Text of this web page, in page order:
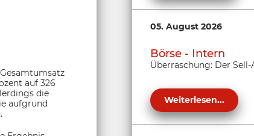
auf 326
die
aufgrund
05. August 2026
Börse - Intern
Überraschung: Der
Weiterlesen...